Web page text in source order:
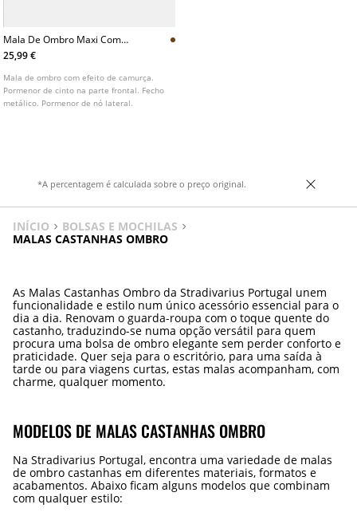
Mala De Ombro Maxi Com
Cinto
25,99 €
Mala de ombro com efeito de camurça.
Pormenor de cinto na parte frontal. Fecho
metálico. Pormenor de nó lateral.
*A percentagem é calculada sobre o preço original.
INÍCIO
BOLSAS E MOCHILAS
MALAS CASTANHAS OMBRO
As Malas Castanhas Ombro da Stradivarius Portugal unem
funcionalidade e estilo num único acessório essencial para o
dia a dia. Renovam o guarda-roupa com o toque quente do
castanho, traduzindo-se numa opção versátil para quem
procura uma bolsa de ombro elegante sem perder conforto e
praticidade. Quer seja para o escritório, para uma saída à
tarde ou para viagens curtas, estas malas acompanham, com
charme, qualquer momento.
MODELOS DE MALAS CASTANHAS OMBRO
Na Stradivarius Portugal, encontra uma variedade de malas
de ombro castanhas em diferentes materiais, formatos e
acabamentos. Abaixo ficam alguns modelos que combinam
com qualquer estilo: